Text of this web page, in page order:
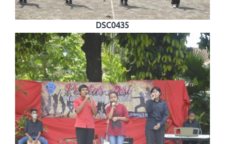
DSC0435